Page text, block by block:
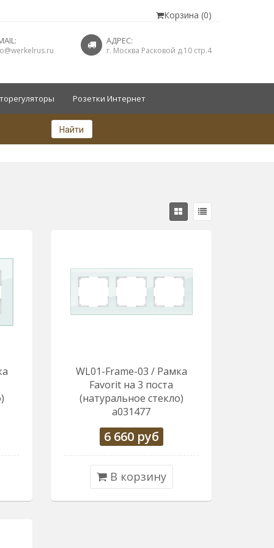
Корзина (0)
АДРЕС:
г. Москва Расковой д.10 стр.4
Розетки Интернет
Найти
WL01-Frame-03 / Рамка
Favorit на 3 поста
(натуральное стекло)
a031477
6 660руб
В корзину